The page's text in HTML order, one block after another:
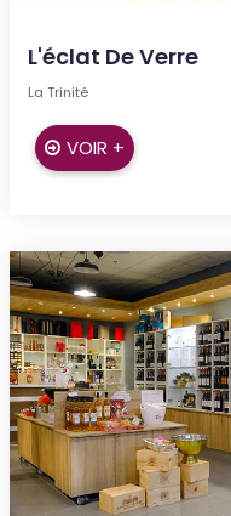
L'éclat De Verre
La Trinité
VOIR +